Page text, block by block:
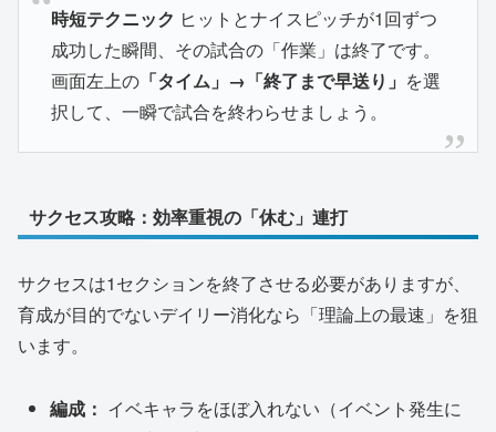
時短テクニック ヒットとナイスピッチが1回ずつ
成功した瞬間、その試合の「作業」は終了です。
画面左上の「タイム」→「終了まで早送り」 を選
択して、一瞬で試合を終わらせましょう。
サクセス攻略：効率重視の「休む」連打
サクセスは1セクションを終了させる必要がありますが、
育成が目的でないデイリー消化なら「理論上の最速」を狙
います。
編成： イベキャラをほぼ入れない（イベント発生に